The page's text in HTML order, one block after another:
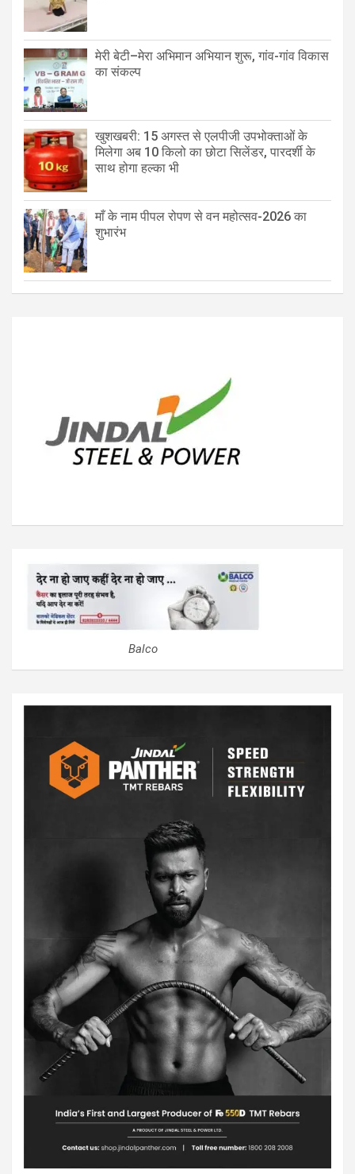
मेरी बेटी–मेरा अभिमान अभियान शुरू, गांव-गांव विकास
का संकल्प
खुशखबरी: 15 अगस्त से एलपीजी उपभोक्ताओं के
मिलेगा अब 10 किलो का छोटा सिलेंडर, पारदर्शी के
साथ होगा हल्का भी
माँ के नाम पीपल रोपण से वन महोत्सव-2026 का
शुभारंभ
Balco